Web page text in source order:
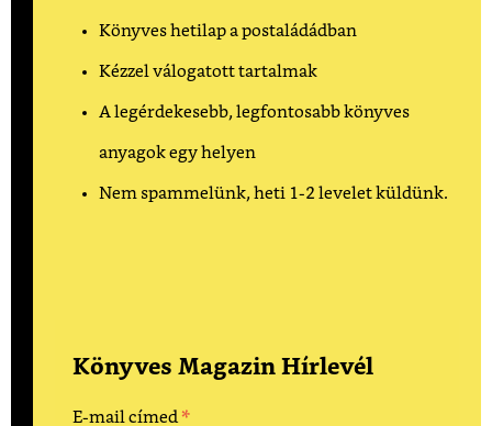
Könyves hetilap a postaládádban
Kézzel válogatott tartalmak
A legérdekesebb, legfontosabb könyves
anyagok egy helyen
Nem spammelünk, heti 1-2 levelet küldünk.
Könyves Magazin Hírlevél
E-mail címed*